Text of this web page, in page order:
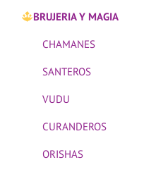
BRUJERIA Y MAGIA
CHAMANES
SANTEROS
VUDU
CURANDEROS
ORISHAS